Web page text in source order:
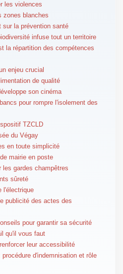
les violences
zones blanches
sur la prévention santé
infuse tout un territoire
la répartition des compétences
enjeu crucial
de qualité
son cinéma
pour rompre l'isolement des
TZCLD
du Végay
en toute simplicité
mairie en poste
gardes champêtres
sûreté
l'électrique
publicité des actes des
pour garantir sa sécurité
qu'il vous faut
leur accessibilité
d'indemnisation et rôle